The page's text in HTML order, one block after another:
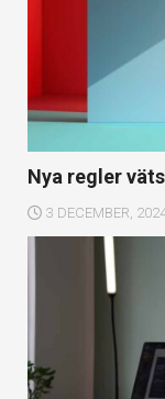
Nya regler
3 DECEMBER,